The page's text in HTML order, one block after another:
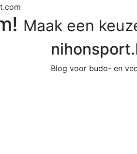
Maak een
Blog voor budo- en